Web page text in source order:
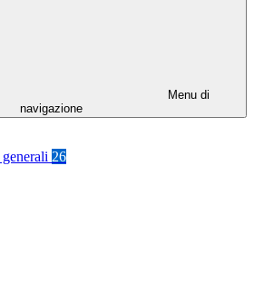
Menu di
navigazione
26